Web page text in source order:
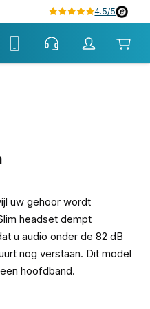
4.5/5
uw gehoor wordt
headset dempt
u audio onder de 82 dB
nog verstaan. Dit model
hoofdband.